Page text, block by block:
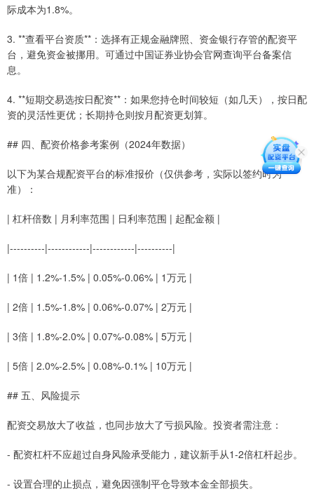
际成本为1.8%。
3. **查看平台资质**：选择有正规金融牌照、资金银行存管的配资平
台，避免资金被挪用。可通过中国证券业协会官网查询平台备案信
息。
4. **短期交易选按日配资**：如果您持仓时间较短（如几天），按日配
资的灵活性更优；长期持仓则按月配资更划算。
## 四、配资价格参考案例（2024年数据）
以下为某合规配资平台的标准报价（仅供参考，实际以签约时为
准）：
| 杠杆倍数 | 月利率范围 | 日利率范围 | 起配金额 |
|----------|------------|------------|----------|
| 1倍 | 1.2%-1.5% | 0.05%-0.06% | 1万元 |
| 2倍 | 1.5%-1.8% | 0.06%-0.07% | 2万元 |
| 3倍 | 1.8%-2.0% | 0.07%-0.08% | 5万元 |
| 5倍 | 2.0%-2.5% | 0.08%-0.1% | 10万元 |
## 五、风险提示
配资交易放大了收益，也同步放大了亏损风险。投资者需注意：
- 配资杠杆不应超过自身风险承受能力，建议新手从1-2倍杠杆起步。
- 设置合理的止损点，避免因强制平仓导致本金全部损失。